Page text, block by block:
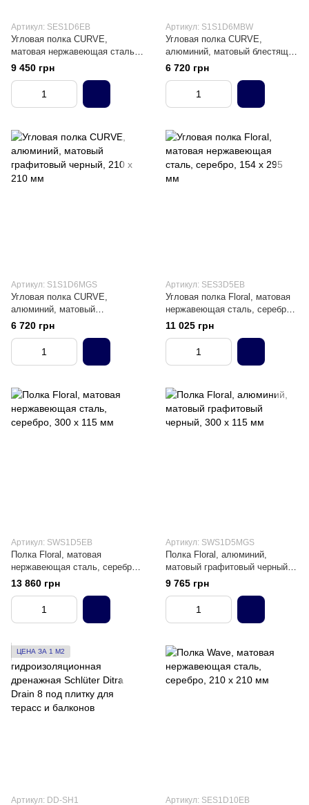
Артикул: SES1D6EB
Угловая полка CURVE,
матовая нержавеющая сталь,
серебро 210 х 210 мм
9 450 грн
Артикул: S1S1D6MBW
Угловая полка CURVE,
алюминий, матовый блестящий
белый, 210 х 210 мм
6 720 грн
Артикул: S1S1D6MGS
Угловая полка CURVE,
алюминий, матовый
графитовый черный, 210 х 210
6 720 грн
Артикул: SES3D5EB
Угловая полка Floral, матовая
нержавеющая сталь, серебро,
154 х 295 мм
11 025 грн
Артикул: SWS1D5EB
Полка Floral, матовая
нержавеющая сталь, серебро,
300 х 115 мм
13 860 грн
Артикул: SWS1D5MGS
Полка Floral, алюминий,
матовый графитовый черный,
300 х 115 мм
9 765 грн
ЦЕНА ЗА 1 М2
Артикул: DD-SH1 Артикул: SES1D10EB